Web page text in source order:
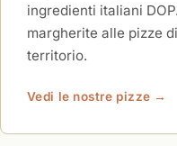
ingredienti italiani
margherite alle pizze
territorio.
Vedi le nostre pizze →